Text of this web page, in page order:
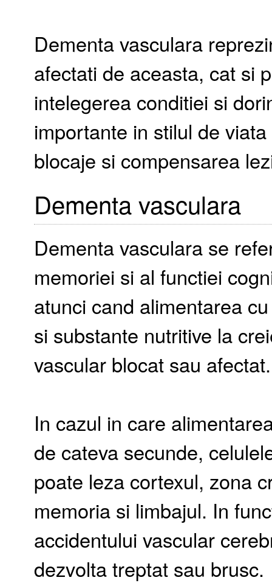
Dementa vasculara
afectati de aceasta, cat si
intelegerea conditiei si
importante in stilul de
blocaje si compensarea
Dementa vasculara
Dementa vasculara se
memoriei si al functiei
atunci cand alimentarea
si substante nutritive la
vascular blocat sau afectat.
In cazul in care
de cateva secunde,
poate leza cortexul, zona
memoria si limbajul. In
accidentului vascular
dezvolta treptat sau brusc.